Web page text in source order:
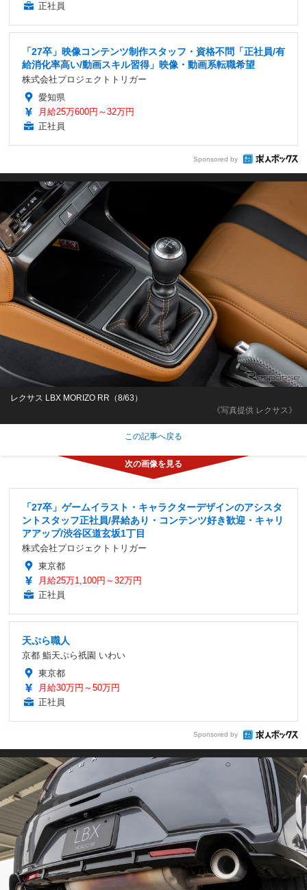
正社員
「27卒」映像コンテンツ制作スタッフ・資格不問「正社員/有
給消化率高い/動画スキル習得」映像・動画系転職希望
株式会社プロジェクトトリガー
愛知県
月給25万600円～32万円
正社員
Sponsored by
《写真提供 レクサス》
レクサス LBX MORIZO RR（8/63）
この記事へ戻る
「27卒」ゲームイラスト・キャラクターデザインのアシスタ
ントスタッフ正社員/昇給あり・コンテンツ好き歓迎・キャリ
アアップ/渋谷区道玄坂1丁目
株式会社プロジェクトトリガー
東京都
月給25万1,100円～32万円
正社員
天ぷら職人
京都 鮨天ぷら祇園 いわい
東京都
月給30万円～50万円
正社員
Sponsored by